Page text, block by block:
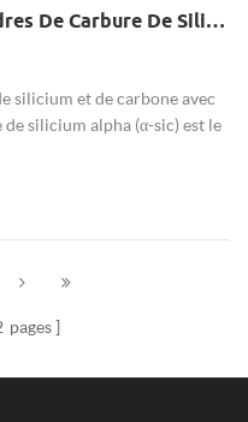
Les Caractéristiques Des Poudres De Carbure De Silicium
silicium et de carbone avec
silicium alpha (α-sic) est le
de...
pages